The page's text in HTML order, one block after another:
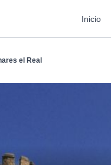
Inicio
el Real